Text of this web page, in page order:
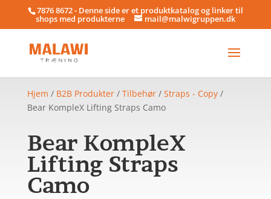
7876 8672 - Denne side er et produktkatalog og linker til
shops med produkterne mail@malwigruppen.dk
Hjem / B2B Produkter/ Tilbehør/ Straps - Copy/
Bear KompleX Lifting Straps Camo
Bear KompleX
Lifting Straps
Camo